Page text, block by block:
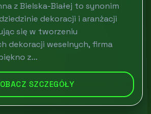
z Bielska-Białej to synonim
dekoracji i aranżacji
się w tworzeniu
dekoracji weselnych, firma
z...
SZCZEGÓŁY